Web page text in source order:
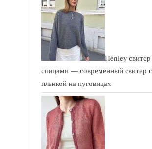
Henley свитер
спицами — современный свитер с
планкой на пуговицах